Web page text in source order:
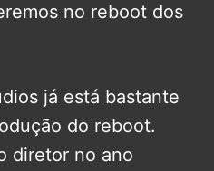
no reboot dos
já está bastante
do reboot.
diretor no ano